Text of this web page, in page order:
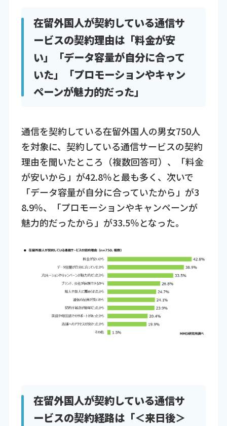
在留外国人が契約している通信サ
ービスの契約理由は「料金が安
い」「データ容量が自分に合って
いた」「プロモーションやキャン
ペーンが魅力的だった」
通信を契約している在留外国人の男女750人
を対象に、契約している通信サービスの契約
理由を聞いたところ（複数回答可）、「料金
が安いから」が42.8％と最も多く、次いで
「データ容量が自分に合っていたから」が3
8.9％、「プロモーションやキャンペーンが
魅力的だったから」が33.5％となった。
在留外国人が契約している通信サ
ービスの契約経路は「＜来日後＞